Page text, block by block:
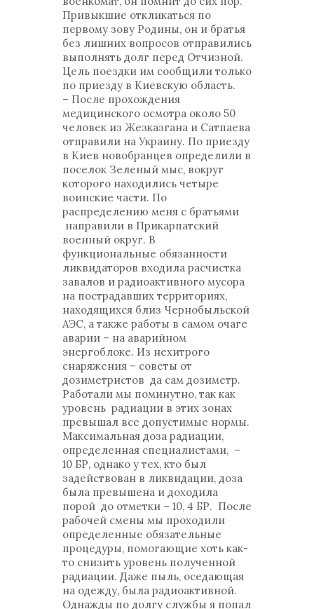
Привыкшие откликаться по
первому зову Родины, он и братья
без лишних вопросов отправились
выполнять долг перед Отчизной.
Цель поездки им сообщили только
по приезду в Киевскую область.
– После прохождения
медицинского осмотра около 50
человек из Жезказгана и Сатпаева
отправили на Украину. По приезду
в Киев новобранцев определили в
поселок Зеленый мыс, вокруг
которого находились четыре
воинские части. По
распределению меня с братьями
направили в Прикарпатский
военный округ. В
функциональные обязанности
ликвидаторов входила расчистка
завалов и радиоактивного мусора
на пострадавших территориях,
находящихся близ Чернобыльской
АЭС, а также работы в самом очаге
аварии – на аварийном
энергоблоке. Из нехитрого
снаряжения – советы от
дозиметристов да сам дозиметр.
Работали мы поминутно, так как
уровень радиации в этих зонах
превышал все допустимые нормы.
Максимальная доза радиации,
определенная специалистами, –
10 БР, однако у тех, кто был
задействован в ликвидации, доза
была превышена и доходила
порой до отметки – 10, 4 БР. После
рабочей смены мы проходили
определенные обязательные
процедуры, помогающие хоть как-
то снизить уровень полученной
радиации. Даже пыль, оседающая
на одежду, была радиоактивной.
Однажды по долгу службы я попал